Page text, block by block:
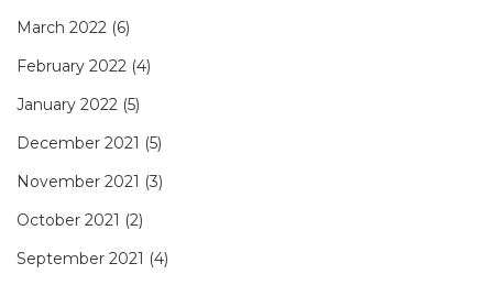
March 2022 (6)
February 2022 (4)
January 2022 (5)
December 2021 (5)
November 2021 (3)
October 2021 (2)
September 2021 (4)